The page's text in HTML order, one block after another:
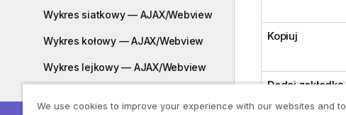
Wykres siatkowy — AJAX/Webview
Wykres kołowy — AJAX/Webview
Wykres lejkowy — AJAX/Webview
Kopiuj
Dodaj zakładkę
Usuń zakładkę
We use cookies to improve your experience with our websites and to